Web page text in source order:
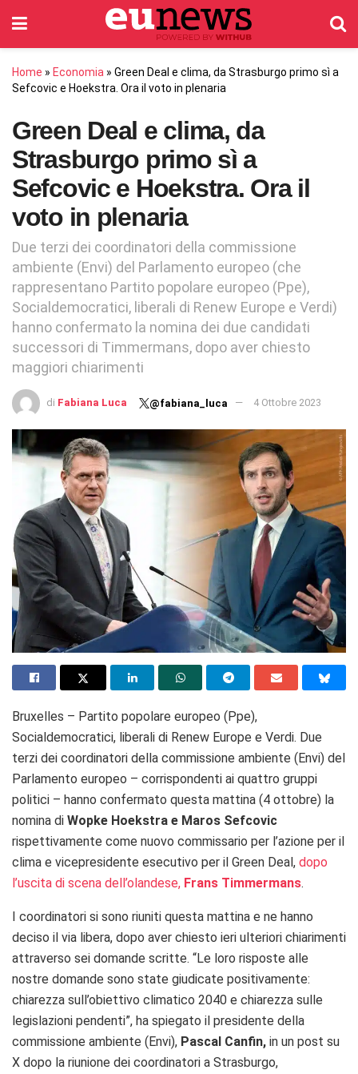
Home » Economia » Green Deal e clima, da Strasburgo primo sì a
Sefcovic e Hoekstra. Ora il voto in plenaria
Green Deal e clima, da
Strasburgo primo sì a
Sefcovic e Hoekstra. Ora il
voto in plenaria
Due terzi dei coordinatori della commissione
ambiente (Envi) del Parlamento europeo (che
rappresentano Partito popolare europeo (Ppe),
Socialdemocratici, liberali di Renew Europe e Verdi)
hanno confermato la nomina dei due candidati
successori di Timmermans, dopo aver chiesto
maggiori chiarimenti
di Fabiana Luca @fabiana_luca 4 Ottobre 2023
Bruxelles – Partito popolare europeo (Ppe),
Socialdemocratici, liberali di Renew Europe e Verdi. Due
terzi dei coordinatori della commissione ambiente (Envi) del
Parlamento europeo – corrispondenti ai quattro gruppi
politici – hanno confermato questa mattina (4 ottobre) la
nomina di Wopke Hoekstra e Maros Sefcovic
rispettivamente come nuovo commissario per l’azione per il
clima e vicepresidente esecutivo per il Green Deal, dopo
l’uscita di scena dell’olandese, Frans Timmermans.
I coordinatori si sono riuniti questa mattina e ne hanno
deciso il via libera, dopo aver chiesto ieri ulteriori chiarimenti
attraverso sei domande scritte. “Le loro risposte alle
nostre domande sono state giudicate positivamente:
chiarezza sull’obiettivo climatico 2040 e chiarezza sulle
legislazioni pendenti”, ha spiegato il presidente della
commissione ambiente (Envi), Pascal Canfin, in un post su
X dopo la riunione dei coordinatori a Strasburgo,